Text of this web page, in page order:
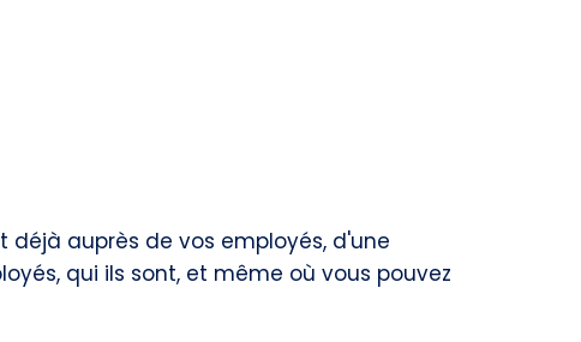
auprès de vos employés, d'une
qui ils sont, et même où vous pouvez